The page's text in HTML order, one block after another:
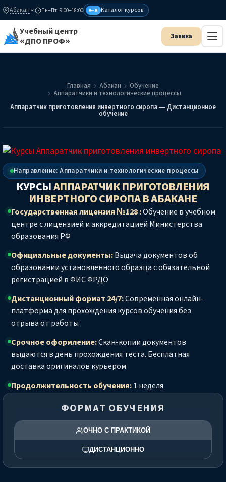
Абакан Пн–Пт: 9:00–18:00 А–Я Каталог курсов
Учебный центр
«ДПО ПРОФ»
Главная Абакан
Обучение
Аппаратчики и технологические процессы
Аппаратчик приготовления инвертного сиропа — Дистанционное
обучение
Направление: Аппаратчики и технологические процессы
КУРСЫАППАРАТЧИК ПРИГОТОВЛЕНИЯ
ИНВЕРТНОГО СИРОПАВ АБАКАНЕ
Государственная лицензия №128 :Обучение в учебном
центре с лицензией и аккредитацией Министерства
образования РФ
Официальные документы:Выдача документов об
образовании установленного образца с обязательной
регистрацией в ФИС ФРДО
Дистанционный формат 24/7:Современная онлайн-
платформа для прохождения курсов обучения без
отрыва от работы
Срочное оформление:Скан-копии документов
выдаются в день прохождения теста. Бесплатная
доставка оригиналов курьером
Продолжительность обучения:1 неделя
ФОРМАТ ОБУЧЕНИЯ
ОЧНО С ПРАКТИКОЙ
ДИСТАНЦИОННО